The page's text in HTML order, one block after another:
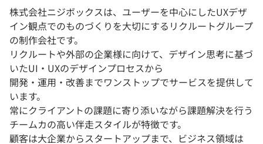
法人向けプラン
学校向けプラン
契約内容・クーポン
株式会社ニジボックスは、ユーザーを中心にしたUXデザ
イン観点でのものづくりを大切にするリクルートグループ
の制作会社です。
リクルートや外部の企業様に向けて、デザイン思考に基づ
いたUI・UXのデザインプロセスから
開発・運用・改善までワンストップでサービスを提供して
います。
常にクライアントの課題に寄り添いながら課題解決を行う
チームカの高い伴走スタイルが特徴です。
顧客は大企業からスタートアップまで、ビジネス領域は